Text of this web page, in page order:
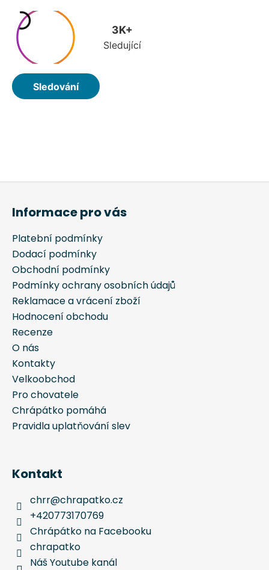
Informace pro vás
Platební podmínky
Dodací podmínky
Obchodní podmínky
Podmínky ochrany osobních údajů
Reklamace a vrácení zboží
Hodnocení obchodu
Recenze
O nás
Kontakty
Velkoobchod
Pro chovatele
Chrápátko pomáhá
Pravidla uplatňování slev
Kontakt
chrr@chrapatko.cz
+420773170769
Chrápátko na Facebooku
chrapatko
Náš Youtube kanál